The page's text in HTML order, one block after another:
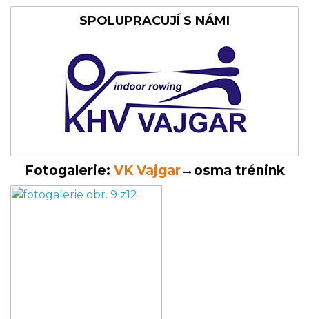
SPOLUPRACUJÍ S NÁMI
Fotogalerie: VK Vajgar→osma trénink